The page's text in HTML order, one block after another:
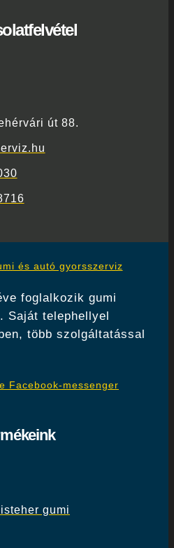
út 88.
foglalkozik gumi
telephellyel
több szolgáltatással
Facebook-messenger
gumi